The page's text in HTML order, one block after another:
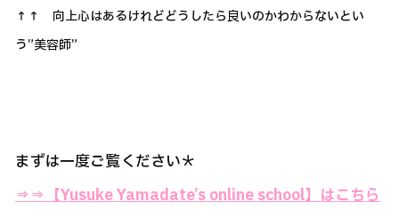
↑↑ 向上心はあるけれどどうしたら良いのかわからないとい
う”美容師”
まずは一度ご覧ください＊
⇒⇒【Yusuke Yamadate’s online school】はこちら